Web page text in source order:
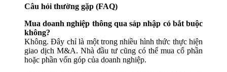
Câu hỏi thường gặp (FAQ)
Mua doanh nghiệp thông qua sáp nhập có bắt buộc
không?
Không. Đây chỉ là một trong nhiều hình thức thực hiện
giao dịch M&A. Nhà đầu tư cũng có thể mua cổ phần
hoặc phần vốn góp của doanh nghiệp.